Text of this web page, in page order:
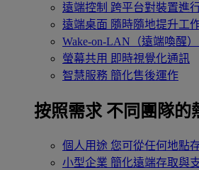
遠端控制 跨平台對裝置進
遠端桌面 隨時隨地提升工
Wake-on-LAN（遠端喚醒）
螢幕共用 即時視覺化通訊
智慧服務 簡化售後運作
按照需求 不同團隊的
個人用途 您可從任何地點
小型企業 簡化遠端存取與